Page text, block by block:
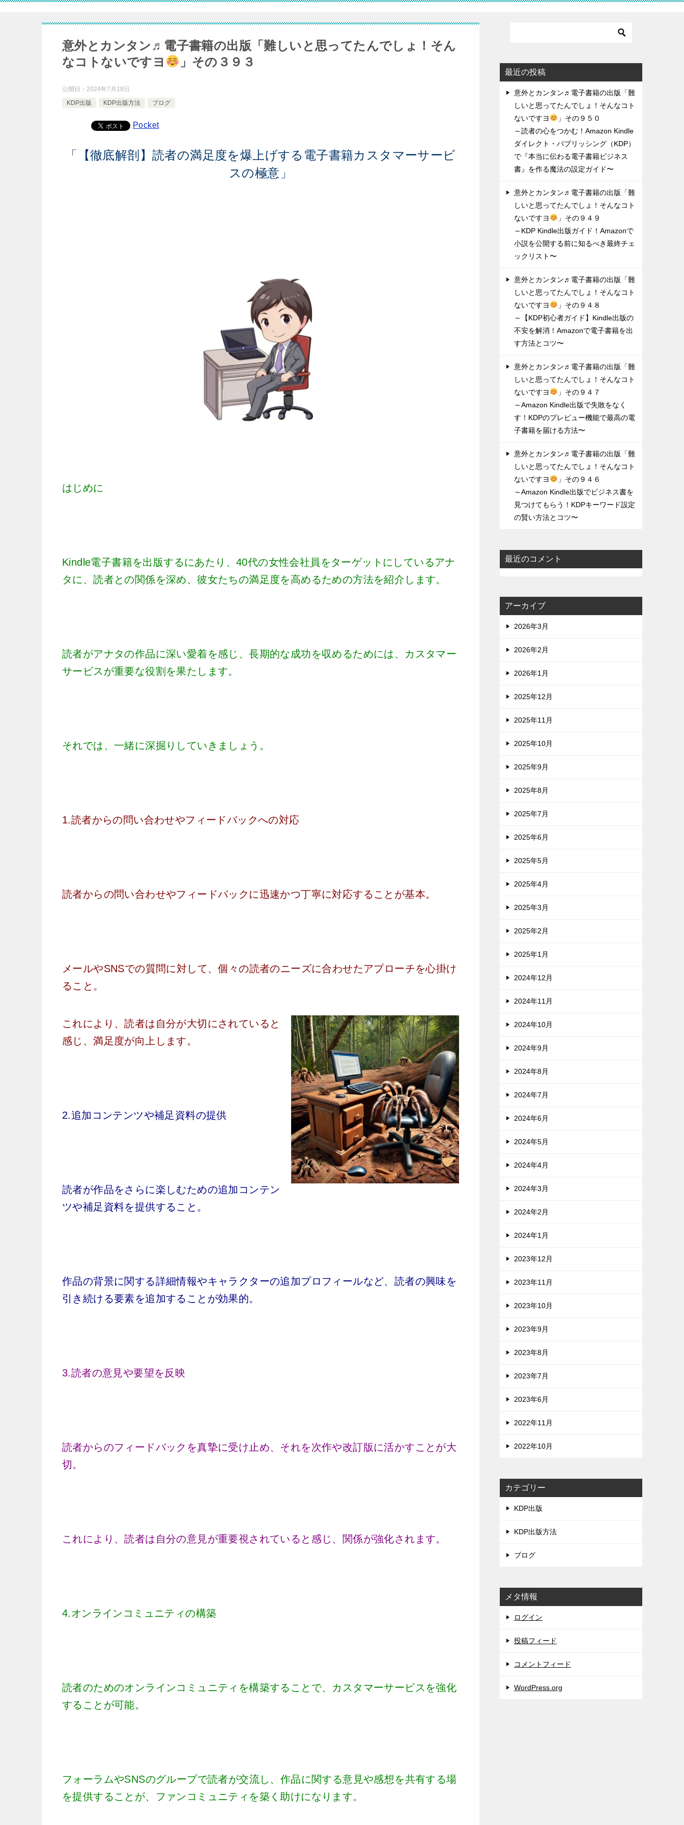
意外とカンタン♬電子書籍の出版「難しいと思ってたんでしょ！そん
なコトないですヨ
」その３９３
公開日： 2024年7月18日
KDP出版
KDP出版方法 ブログ
Pocket
「【徹底解剖】読者の満足度を爆上げする電子書籍カスタマーサービ
スの極意」
はじめに
Kindle電子書籍を出版するにあたり、40代の女性会社員をターゲットにしているアナ
タに、読者との関係を深め、彼女たちの満足度を高めるための方法を紹介します。
読者がアナタの作品に深い愛着を感じ、長期的な成功を収めるためには、カスタマー
サービスが重要な役割を果たします。
それでは、一緒に深掘りしていきましょう。
1.読者からの問い合わせやフィードバックへの対応
読者からの問い合わせやフィードバックに迅速かつ丁寧に対応することが基本。
メールやSNSでの質問に対して、個々の読者のニーズに合わせたアプローチを心掛け
ること。
これにより、読者は自分が大切にされていると
感じ、満足度が向上します。
2.追加コンテンツや補足資料の提供
読者が作品をさらに楽しむための追加コンテン
ツや補足資料を提供すること。
作品の背景に関する詳細情報やキャラクターの追加プロフィールなど、読者の興味を
引き続ける要素を追加することが効果的。
3.読者の意見や要望を反映
読者からのフィードバックを真摯に受け止め、それを次作や改訂版に活かすことが大
切。
これにより、読者は自分の意見が重要視されていると感じ、関係が強化されます。
4.オンラインコミュニティの構築
読者のためのオンラインコミュニティを構築することで、カスタマーサービスを強化
することが可能。
フォーラムやSNSのグループで読者が交流し、作品に関する意見や感想を共有する場
を提供することが、ファンコミュニティを築く助けになります。
最近の投稿
意外とカンタン♬電子書籍の出版「難
しいと思ってたんでしょ！そんなコト
ないですヨ
」その９５０
～読者の心をつかむ！Amazon Kindle
ダイレクト・パブリッシング（KDP）
で『本当に伝わる電子書籍ビジネス
書』を作る魔法の設定ガイド〜
意外とカンタン♬電子書籍の出版「難
しいと思ってたんでしょ！そんなコト
ないですヨ
」その９４９
～KDP Kindle出版ガイド！Amazonで
小説を公開する前に知るべき最終チェ
ックリスト〜
意外とカンタン♬電子書籍の出版「難
しいと思ってたんでしょ！そんなコト
ないですヨ
」その９４８
～【KDP初心者ガイド】Kindle出版の
不安を解消！Amazonで電子書籍を出
す方法とコツ〜
意外とカンタン♬電子書籍の出版「難
しいと思ってたんでしょ！そんなコト
ないですヨ
」その９４７
～Amazon Kindle出版で失敗をなく
す！KDPのプレビュー機能で最高の電
子書籍を届ける方法〜
意外とカンタン♬電子書籍の出版「難
しいと思ってたんでしょ！そんなコト
ないですヨ
」その９４６
～Amazon Kindle出版でビジネス書を
見つけてもらう！KDPキーワード設定
の賢い方法とコツ〜
最近のコメント
アーカイブ
2026年3月
2026年2月
2026年1月
2025年12月
2025年11月
2025年10月
2025年9月
2025年8月
2025年7月
2025年6月
2025年5月
2025年4月
2025年3月
2025年2月
2025年1月
2024年12月
2024年11月
2024年10月
2024年9月
2024年8月
2024年7月
2024年6月
2024年5月
2024年4月
2024年3月
2024年2月
2024年1月
2023年12月
2023年11月
2023年10月
2023年9月
2023年8月
2023年7月
2023年6月
2022年11月
2022年10月
カテゴリー
KDP出版
KDP出版方法
ブログ
メタ情報
ログイン
投稿フィード
コメントフィード
WordPress.org